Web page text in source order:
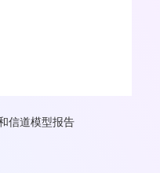
信道模型报告